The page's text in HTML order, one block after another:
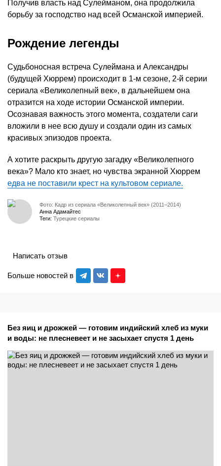
Получив власть над Сулейманом, она продолжила
борьбу за господство над всей Османской империей.
Рождение легенды
Судьбоносная встреча Сулеймана и Александры
(будущей Хюррем) происходит в 1-м сезоне, 2-й серии
сериала «Великолепный век», в дальнейшем она
отразится на ходе истории Османской империи.
Осознавая важность этого момента, создатели саги
вложили в нее всю душу и создали один из самых
красивых эпизодов проекта.
А хотите раскрыть другую загадку «Великолепного
века»? Мало кто знает, но чувства экранной Хюррем
едва не поставили крест на культовом сериале.
Фото: Кадр из сериала «Великолепный век» (2011–2014)
Анна Адамайтес
Теги: Турецкие сериалы
Больше новостей в
Написать отзыв
Без яиц и дрожжей — готовим индийский хлеб из муки
и воды: не плесневеет и не засыхает спустя 1 день